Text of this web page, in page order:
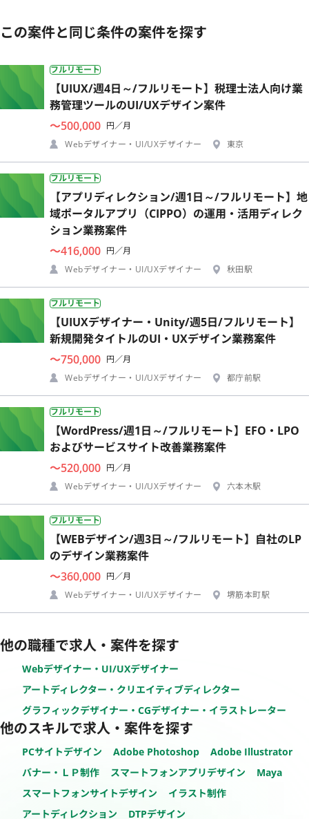
この案件と同じ条件の案件を探す
フルリモート
【UIUX/週4日～/フルリモート】税理士法人向け業
務管理ツールのUI/UXデザイン案件
〜500,000 円／月
Webデザイナー・UI/UXデザイナー
東京
フルリモート
【アプリディレクション/週1日～/フルリモート】地
域ポータルアプリ（CIPPO）の運用・活用ディレク
ション業務案件
〜416,000 円／月
Webデザイナー・UI/UXデザイナー
秋田駅
フルリモート
【UIUXデザイナー・Unity/週5日/フルリモート】
新規開発タイトルのUI・UXデザイン業務案件
〜750,000 円／月
Webデザイナー・UI/UXデザイナー
都庁前駅
フルリモート
【WordPress/週1日～/フルリモート】EFO・LPO
およびサービスサイト改善業務案件
〜520,000 円／月
Webデザイナー・UI/UXデザイナー
六本木駅
フルリモート
【WEBデザイン/週3日～/フルリモート】自社のLP
のデザイン業務案件
〜360,000 円／月
Webデザイナー・UI/UXデザイナー
堺筋本町駅
他の職種で求人・案件を探す
Webデザイナー・UI/UXデザイナー
アートディレクター・クリエイティブディレクター
グラフィックデザイナー・CGデザイナー・イラストレーター
他のスキルで求人・案件を探す
PCサイトデザイン Adobe Photoshop
Adobe Illustrator
バナー・ＬＰ制作
スマートフォンアプリデザイン
Maya
スマートフォンサイトデザイン
イラスト制作
アートディレクション
DTPデザイン